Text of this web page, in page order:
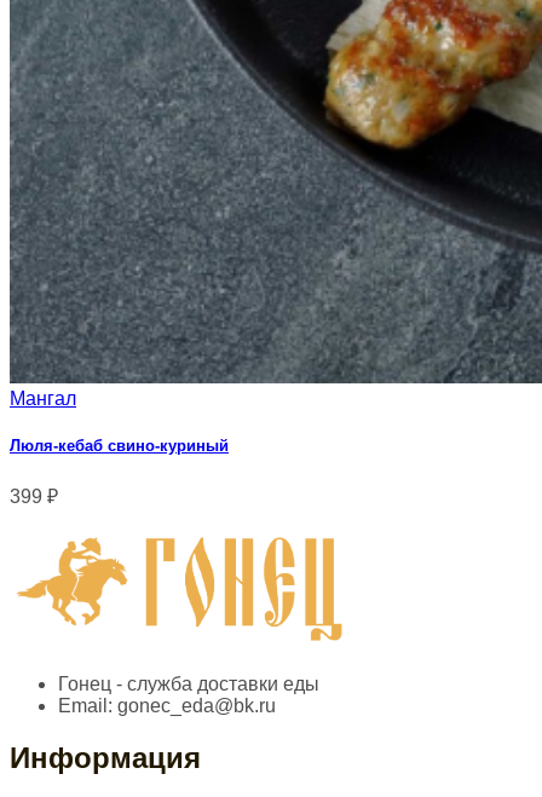
Мангал
Люля-кебаб свино-куриный
399 ₽
Гонец - служба доставки еды
Email: gonec_eda@bk.ru
Информация